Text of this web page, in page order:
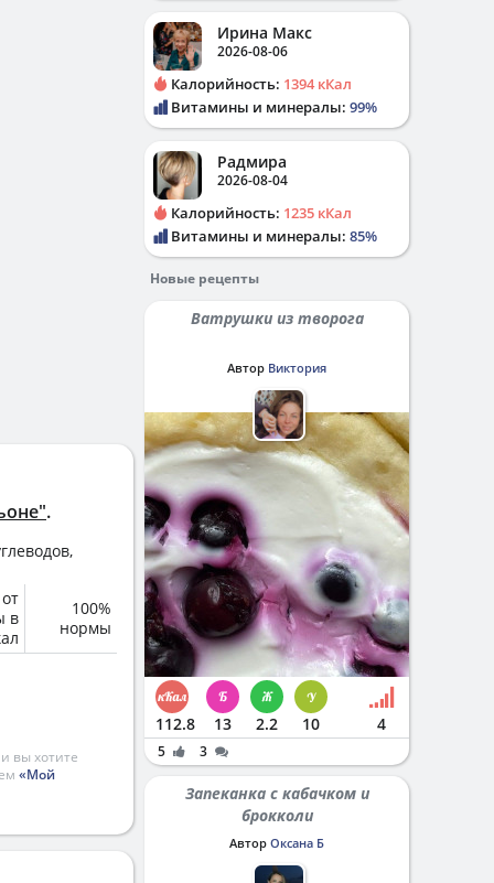
.
в
100%
нормы
вы хотите
«Мой
Ирина Макс
2026-08-06
Калорийность: 1394 кКал
Витамины и минералы: 99%
Радмира
2026-08-04
Калорийность: 1235 кКал
Витамины и минералы: 85%
Новые рецепты
Ватрушки из творога
Автор Виктория
112.8 13 2.2 10 4
5 3
Запеканка с кабачком и
брокколи
Автор Оксана Б